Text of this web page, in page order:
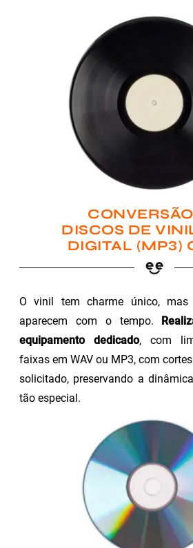
DISCOS DE
DIGITAL (MP3)
O vinil tem charme único, mas
aparecem com o tempo.
equipamento dedicado, com
faixas em WAV ou MP3, com
solicitado, preservando a
tão especial.